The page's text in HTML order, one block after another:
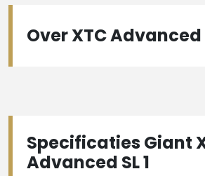
Over XTC Advanced
Specificaties Giant
Advanced SL 1